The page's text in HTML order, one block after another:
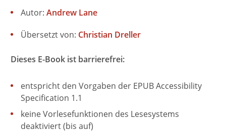
Übersetzt von: Christian Dreller
Autor: Andrew Lane
Dieses E-Book ist barrierefrei:
entspricht den Vorgaben der EPUB Accessibility
Specification 1.1
keine Vorlesefunktionen des Lesesystems
deaktiviert (bis auf)